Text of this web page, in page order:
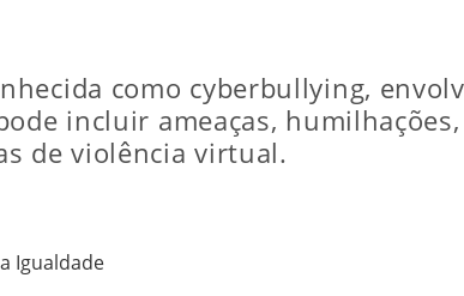
como cyberbullying,
incluir ameaças,
de violência virtual.
Igualdade